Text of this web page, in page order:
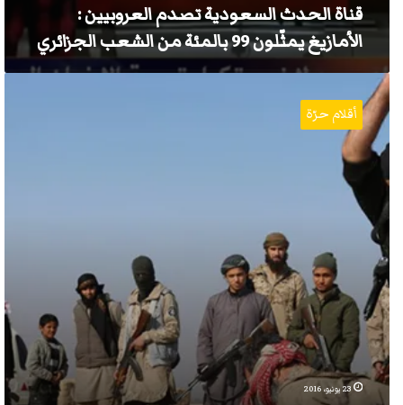
قناة الحدث السعودية تصدم العروبيين :
الأمازيغ يمثّلون 99 بالمئة من الشعب الجزائري
قتل
المرتد
في
قوانين
الدول
الإسلامية
وقوانين
جامعة
الدول
العربية
أقلام حرّة
23 يونيو، 2016